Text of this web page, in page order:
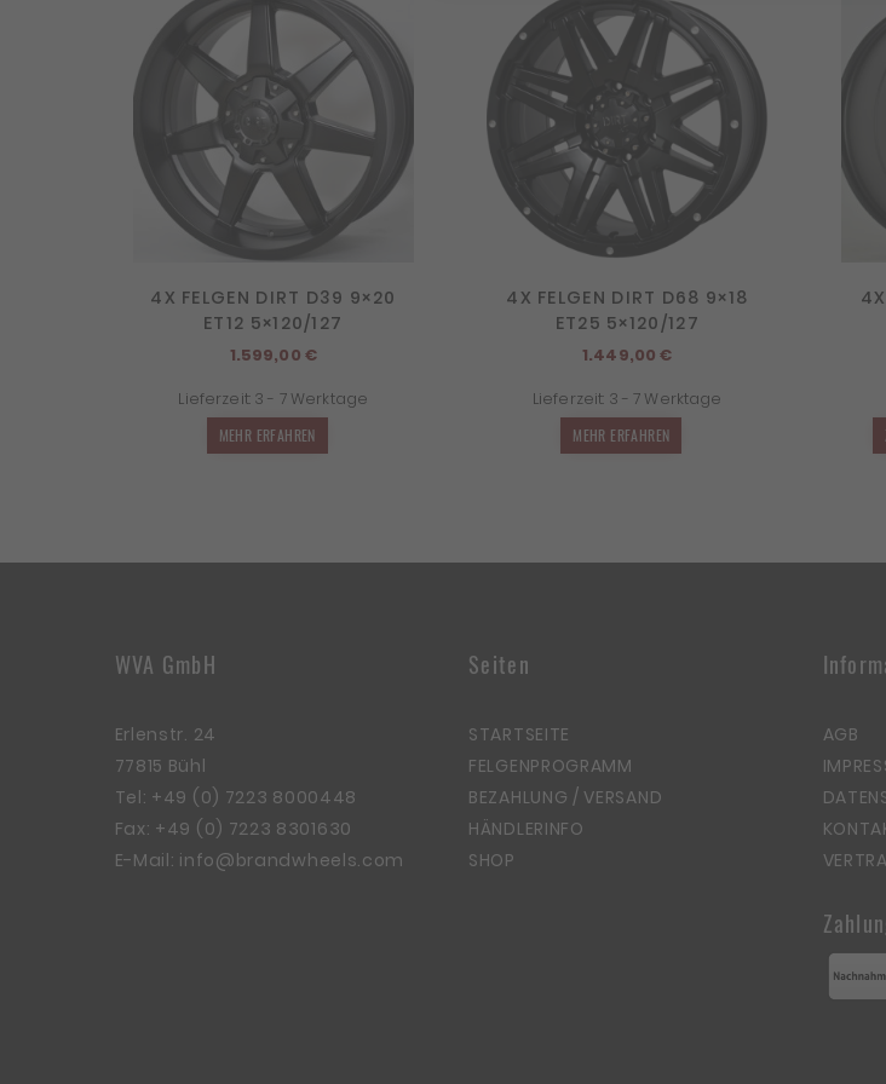
4X FELGEN DIRT D39 9×20
ET12 5×120/127
1.599,00 €
Lieferzeit: 3 - 7 Werktage
MEHR ERFAHREN
4X FELGEN DIRT D68 9×18
ET25 5×120/127
1.449,00€
Lieferzeit: 3 - 7 Werktage
MEHR ERFAHREN
WVA GmbH
Erlenstr. 24
77815 Bühl
Tel: +49 (0) 7223 8000448
Fax: +49 (0) 7223 8301630
E-Mail: info@brandwheels.com
Seiten
STARTSEITE
FELGENPROGRAMM
BEZAHLUNG / VERSAND
HÄNDLERINFO
SHOP
AGB